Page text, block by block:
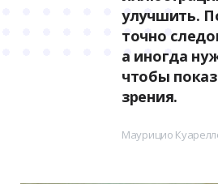
улучшить.
точно
а иногда
чтобы
зрения.
Маурицио